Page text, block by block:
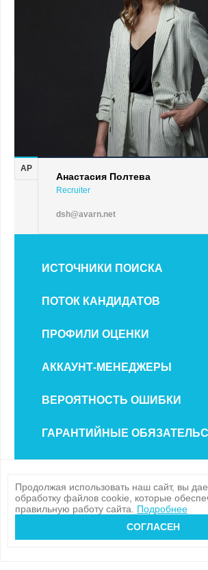
ИСТОЧНИКИ ПОИСКА
ПОТОК КАНДИДАТОВ
ПРОФИЛИ ОЦЕНКИ
АККАУНТ-МЕНЕДЖЕРЫ
ВЕРОЯТНОСТЬ ОШИБКИ
ГАРАНТИЙНЫЕ
AP
Анастасия Полтева
Recruiter
dsh@avarn.net
Продолжая использовать наш сайт, вы
обработку файлов cookie, которые
правильную работу сайта. Подробнее
СОГЛАСЕН